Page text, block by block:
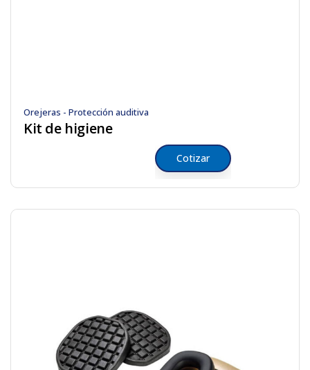
Orejeras - Protección auditiva
Kit de higiene
Cotizar